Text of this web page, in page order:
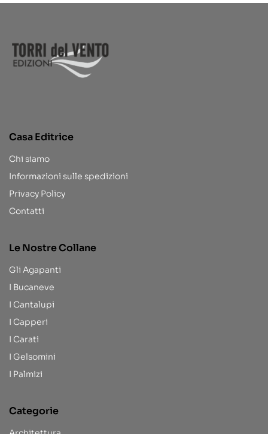
Casa Editrice
Chi siamo
Informazioni sulle spedizioni
Privacy Policy
Contatti
Le Nostre Collane
Gli Agapanti
I Bucaneve
I Cantalupi
I Capperi
I Carati
I Gelsomini
I Palmizi
Categorie